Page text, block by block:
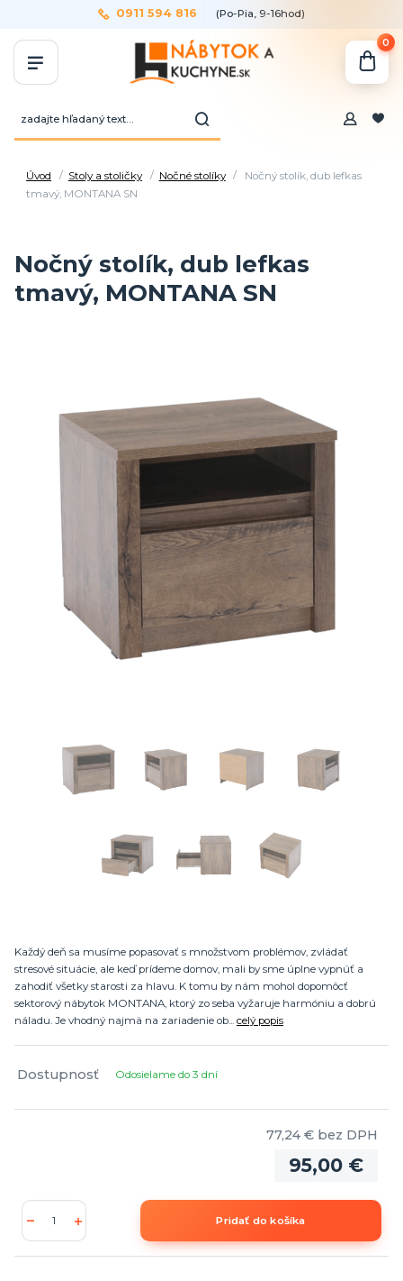
0911 594 816 (Po-Pia, 9-16hod)
0
Úvod Stoly a stoličky Nočné stolíky
Nočný stolík, dub lefkas
tmavý, MONTANA SN
Nočný stolík, dub lefkas
tmavý, MONTANA SN
Každý deň sa musíme popasovať s množstvom problémov, zvládať
stresové situácie, ale keď prídeme domov, mali by sme úplne vypnúť a
zahodiť všetky starosti za hlavu. K tomu by nám mohol dopomôcť
sektorový nábytok MONTANA, ktorý zo seba vyžaruje harmóniu a dobrú
náladu. Je vhodný najmä na zariadenie ob... celý popis
Dostupnosť Odosielame do 3 dní
95,00 €
77,24 € bez DPH
Pridať do košíka